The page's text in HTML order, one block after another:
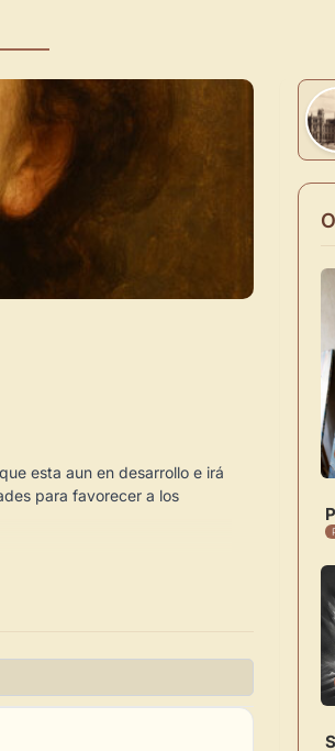
esta aun en desarrollo e irá
para favorecer a los